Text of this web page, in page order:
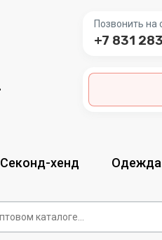
Позвонить на
+7 831
Секонд-хенд Одежда